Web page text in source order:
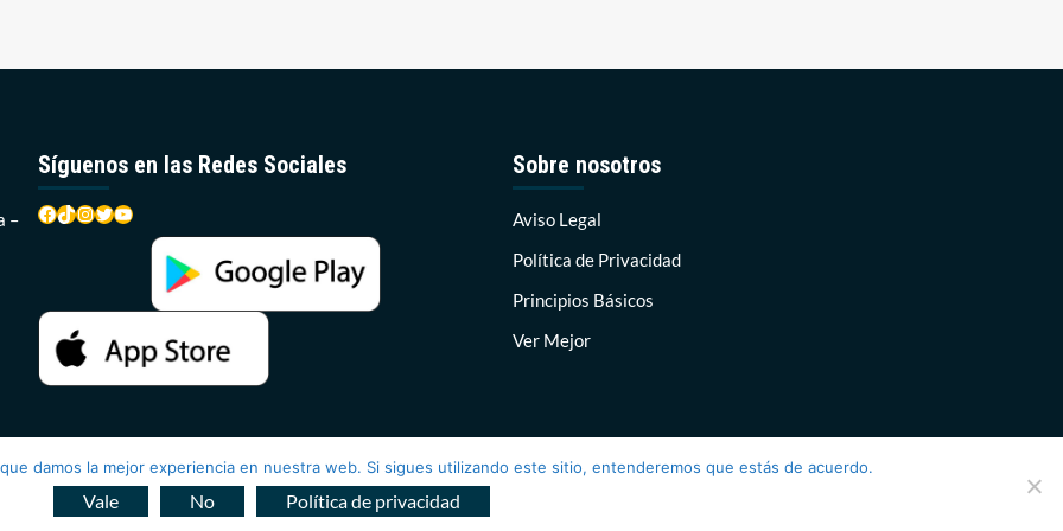
–
Síguenos en las Redes Sociales
Facebook
TikTok
Instagram
Twitter
YouTube
Sobre nosotros
Aviso Legal
Política de Privacidad
Principios Básicos
Ver Mejor
Radio 2026© Todos los derechos reservados|CoverNews
damos la mejor experiencia en nuestra web. Si sigues utilizando este sitio, entenderemos que estás de acuerdo.
Vale No Política de privacidad